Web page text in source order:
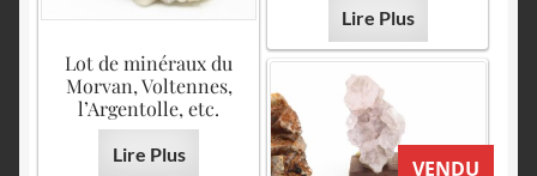
Lire Plus
Lot de minéraux du
Morvan, Voltennes,
l’Argentolle, etc.
Lire Plus
VENDU